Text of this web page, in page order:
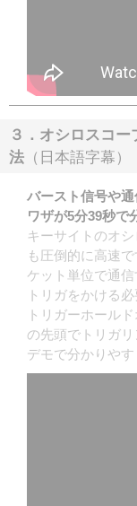
３．オシロスコ
法 （日本語字幕）
バースト信号や
ワザが5分39秒で
キーサイトのオ
も圧倒的に高速
ケット単位で通
トリガをかける
トリガーホール
の先頭でトリガ
デモで分かりやす